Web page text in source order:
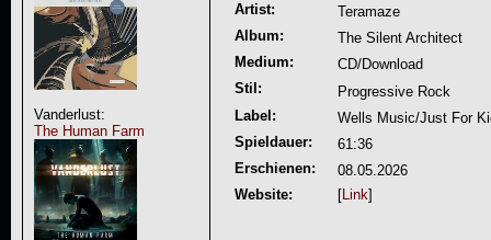
Vanderlust:
The Human Farm
Artist:
Teramaze
Album:
The Silent Architect
Medium:
CD/Download
Stil:
Progressive Rock
Label:
Wells Music/Just For
Spieldauer:
61:36
Erschienen:
08.05.2026
Website:
[Link]